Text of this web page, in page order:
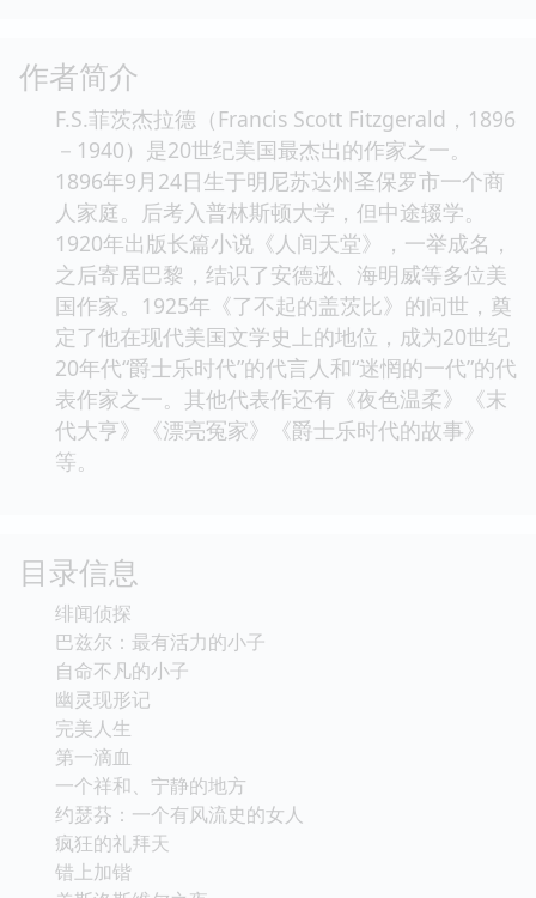
作者简介
F.S.菲茨杰拉德（Francis Scott Fitzgerald，1896
－1940）是20世纪美国最杰出的作家之一。
1896年9月24日生于明尼苏达州圣保罗市一个商
人家庭。后考入普林斯顿大学，但中途辍学。
1920年出版长篇小说《人间天堂》，一举成名，
之后寄居巴黎，结识了安德逊、海明威等多位美
国作家。1925年《了不起的盖茨比》的问世，奠
定了他在现代美国文学史上的地位，成为20世纪
20年代“爵士乐时代”的代言人和“迷惘的一代”的代
表作家之一。其他代表作还有《夜色温柔》《末
代大亨》《漂亮冤家》《爵士乐时代的故事》
等。
目录信息
绯闻侦探
巴兹尔：最有活力的小子
自命不凡的小子
幽灵现形记
完美人生
第一滴血
一个祥和、宁静的地方
约瑟芬：一个有风流史的女人
疯狂的礼拜天
错上加锴